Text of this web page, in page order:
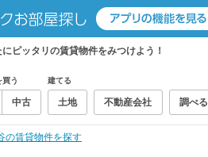
ピッタリの賃貸物件をみつけよう！
う
中古
建てる
土地 不動産会社 調べる
の賃貸物件を探す